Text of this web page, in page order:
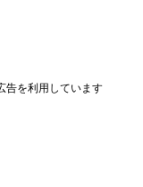
告を利用しています